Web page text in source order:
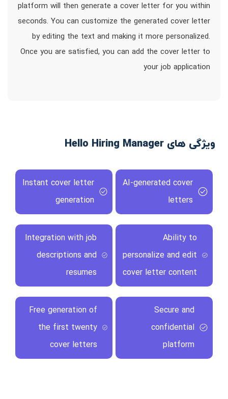
platform will then generate a cover letter for you within
seconds. You can customize the generated cover letter
by editing the text and making it more personalized.
Once you are satisfied, you can add the cover letter to
your job application
ویژگی های Hello Hiring Manager
AI-generated cover
letters
Instant cover letter
generation
Ability to
personalize and edit
cover letter content
Integration with job
descriptions and
resumes
Secure and
confidential
platform
Free generation of
the first twenty
cover letters